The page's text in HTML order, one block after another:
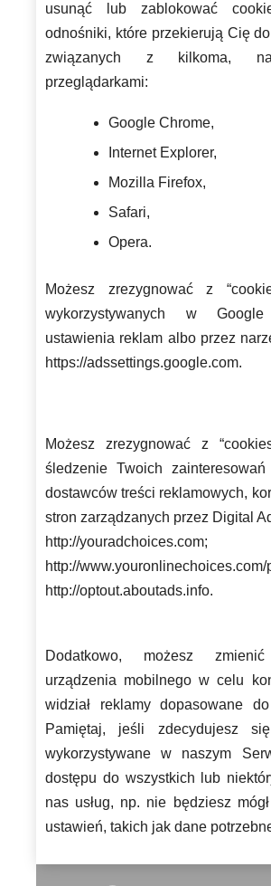
usunąć lub zablokować
odnośniki, które przekierują Cię
związanych z kilkoma,
przeglądarkami:
Google Chrome,
Internet Explorer,
Mozilla Firefox,
Safari,
Opera.
Możesz zrezygnować z
wykorzystywanych w
ustawienia reklam albo przez
https://adssettings.google.com.
Możesz zrezygnować z
śledzenie Twoich
dostawców treści reklamowych,
stron zarządzanych przez Digital
http://youradchoices.com;
http://www.youronlinechoices.com/
http://optout.aboutads.info.
Dodatkowo, możesz
urządzenia mobilnego w celu
widział reklamy dopasowane
Pamiętaj, jeśli zdecydujesz
wykorzystywane w naszym
dostępu do wszystkich lub
nas usług, np. nie będziesz
ustawień, takich jak dane